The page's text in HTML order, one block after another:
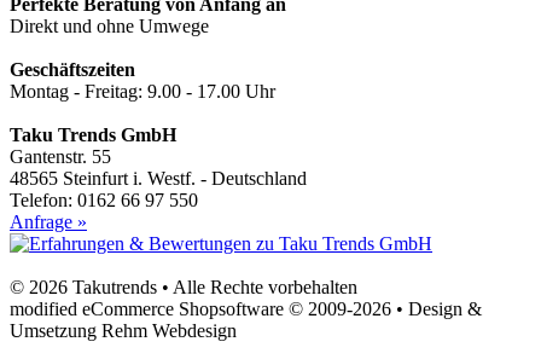
Perfekte Beratung von Anfang an
Direkt und ohne Umwege
Geschäftszeiten
Montag - Freitag: 9.00 - 17.00 Uhr
Taku Trends GmbH
Gantenstr. 55
48565 Steinfurt i. Westf. - Deutschland
Telefon: 0162 66 97 550
Anfrage »
© 2026 Takutrends • Alle Rechte vorbehalten
modified eCommerce Shopsoftware © 2009-2026 • Design &
Umsetzung Rehm Webdesign